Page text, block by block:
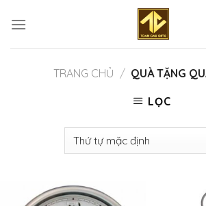
TRANG CHỦ / QUÀ TẶNG
LỌC